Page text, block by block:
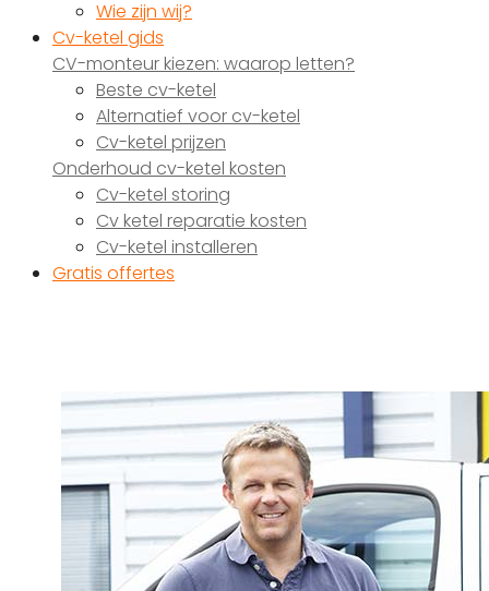
Wie zijn wij?
Cv-ketel gids
CV-monteur kiezen: waarop letten?
Beste cv-ketel
Alternatief voor cv-ketel
Cv-ketel prijzen
Onderhoud cv-ketel kosten
Cv-ketel storing
Cv ketel reparatie kosten
Cv-ketel installeren
Gratis offertes